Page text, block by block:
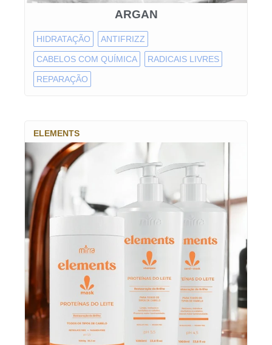
ARGAN
HIDRATAÇÃO ANTIFRIZZ
CABELOS COM QUÍMICA RADICAIS LIVRES
REPARAÇÃO
ELEMENTS